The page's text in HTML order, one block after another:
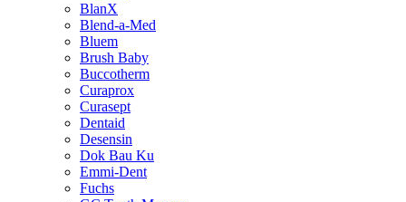
BlanX
Blend-a-Med
Bluem
Brush Baby
Buccotherm
Curaprox
Curasept
Dentaid
Desensin
Dok Bau Ku
Emmi-Dent
Fuchs